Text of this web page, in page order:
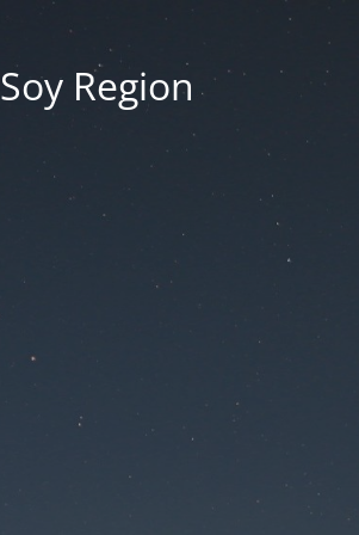
Soy Region